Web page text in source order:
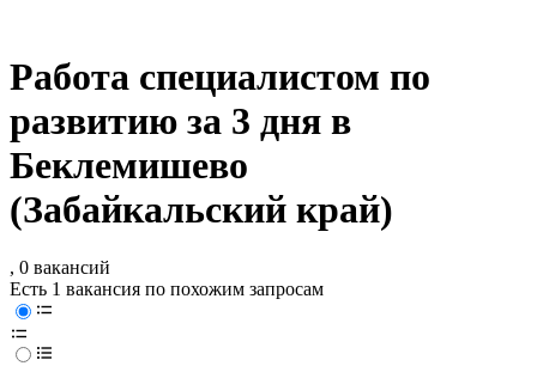
Работа специалистом по
развитию за 3 дня в
Беклемишево
(Забайкальский край)
, 0 вакансий
Есть 1 вакансия по похожим запросам